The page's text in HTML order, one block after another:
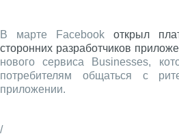
В марте Facebook открыл
сторонних разработчиков
нового сервиса Businesses,
потребителям общаться с
приложении.
/